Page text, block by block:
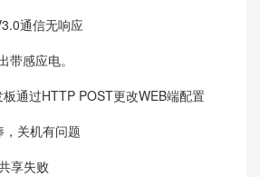
通信无响应
带感应电。
通过HTTP POST更改WEB端配置
关机有问题
享失败